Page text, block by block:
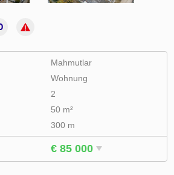
Mahmutlar
Wohnung
2
50 m²
300 m
€ 85 000